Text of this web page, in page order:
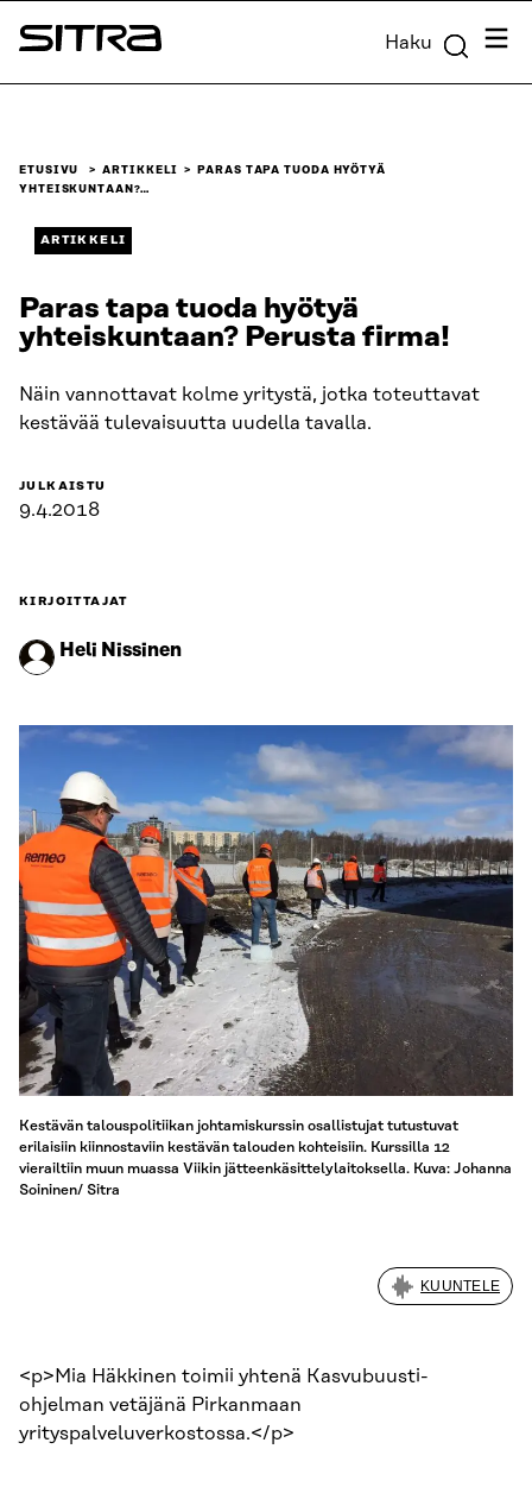
Siirry
suoraan
Sitra Haku
ETUSIVU ARTIKKELI
PARAS TAPA TUODA HYÖTYÄ
YHTEISKUNTAAN?…
ARTIKKELI
Paras tapa tuoda hyötyä
yhteiskuntaan? Perusta firma!
Näin vannottavat kolme yritystä, jotka toteuttavat
kestävää tulevaisuutta uudella tavalla.
JULKAISTU
9.4.2018
KIRJOITTAJAT
Heli Nissinen
Kestävän talouspolitiikan johtamiskurssin osallistujat tutustuvat
erilaisiin kiinnostaviin kestävän talouden kohteisiin. Kurssilla 12
vierailtiin muun muassa Viikin jätteenkäsittelylaitoksella. Kuva: Johanna
Soininen/ Sitra
KUUNTELE
<p>Mia Häkkinen toimii yhtenä Kasvubuusti-
ohjelman vetäjänä Pirkanmaan
yrityspalveluverkostossa.</p>